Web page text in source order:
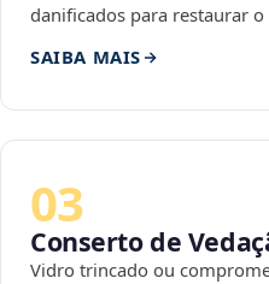
danificados para restaurar
SAIBA MAIS
03
Conserto de
Vidro trincado ou